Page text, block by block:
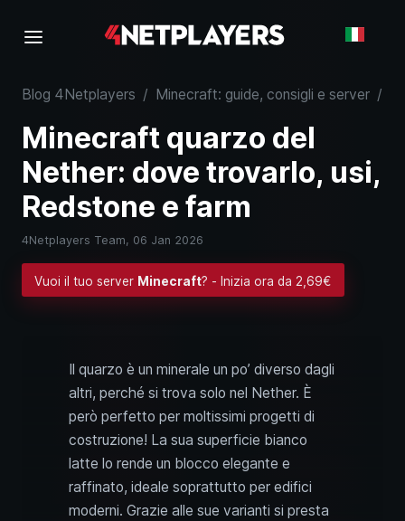
Blog 4Netplayers / Minecraft: guide, consigli e server /
Minecraft quarzo del
Nether: dove trovarlo, usi,
Redstone e farm
4Netplayers Team, 06 Jan 2026
Vuoi il tuo server Minecraft? - Inizia ora da 2,69€
Il quarzo è un minerale un po’ diverso dagli
altri, perché si trova solo nel Nether. È
però perfetto per moltissimi progetti di
costruzione! La sua superficie bianco
latte lo rende un blocco elegante e
raffinato, ideale soprattutto per edifici
moderni. Grazie alle sue varianti si presta